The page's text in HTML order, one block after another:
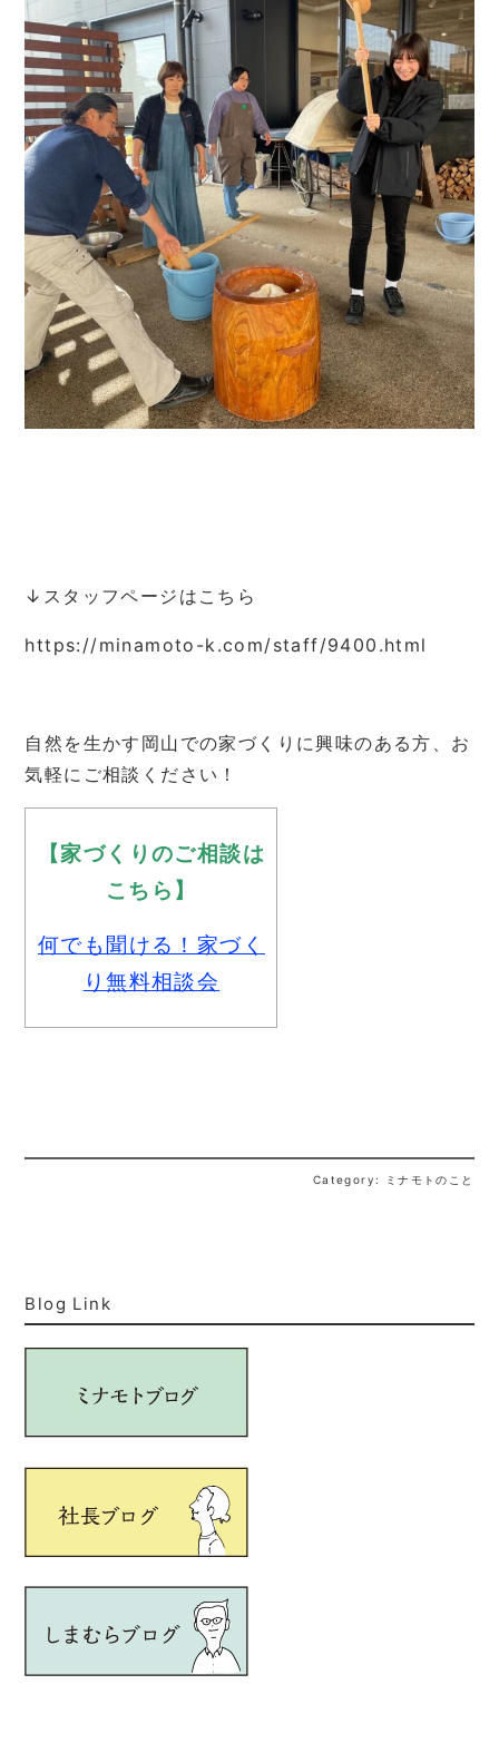
Blog Link
↓スタッフページはこちら
https://minamoto-k.com/staff/9400.html
自然を生かす岡山での家づくりに興味のある方、お
気軽にご相談ください！
【家づくりのご相談は
こちら】
何でも聞ける！家づく
り無料相談会
Category: ミナモトのこと